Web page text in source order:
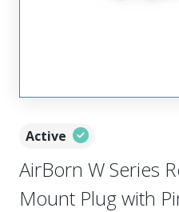
Active
AirBorn W Series
Mount Plug with